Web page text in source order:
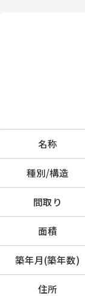
名称
種別/構造
間取り
面積
築年月(築年数)
住所